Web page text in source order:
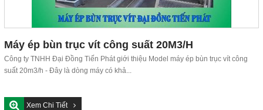
Máy ép bùn trục vít công suất 20M3/H
Công ty TNHH Đại Đồng Tiến Phát giới thiệu Model máy ép bùn trục vít công
suất 20m3/h - Đây là dòng máy có khả...
Xem Chi Tiết